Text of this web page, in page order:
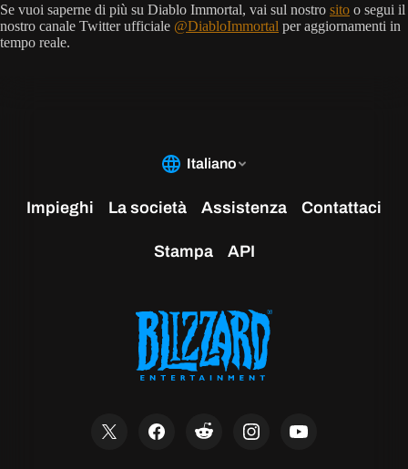
Se vuoi saperne di più su Diablo Immortal, vai sul nostro sito o segui il
nostro canale Twitter ufficiale @DiabloImmortal per aggiornamenti in
tempo reale.